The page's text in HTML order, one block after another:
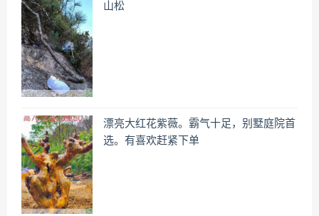
山松
漂亮大红花紫薇。霸气十足，别墅庭院首
选。有喜欢赶紧下单